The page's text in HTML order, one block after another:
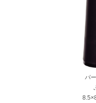
パ